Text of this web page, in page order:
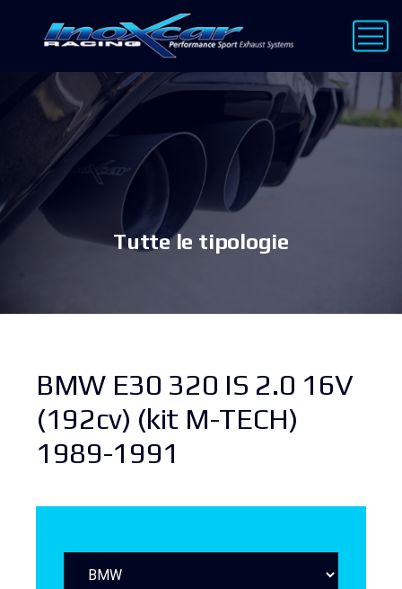
Tutte le tipologie
BMW E30 320 IS 2.0 16V
(192cv) (kit M-TECH)
1989-1991